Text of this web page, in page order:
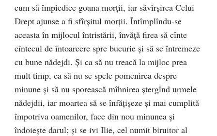
cum să împiedice goana morţii, iar săvîrşirea Celui
Drept ajunse a fi sfîrşitul morţii. Întîmplîndu-se
aceasta în mijlocul întristării, învăţă firea să cînte
cîntecul de întoarcere spre bucurie şi să se întremeze
cu bune nădejdi. Şi ca să nu treacă la mijloc prea
mult timp, ca să nu se spele pomenirea despre
minune şi să nu sporească mîhnirea ştergînd urmele
nădejdii, iar moartea să se înfăţişeze şi mai cumplită
împotriva oamenilor, face din nou minunea şi
îndoieşte darul; şi se ivi Ilie, cel numit biruitor al